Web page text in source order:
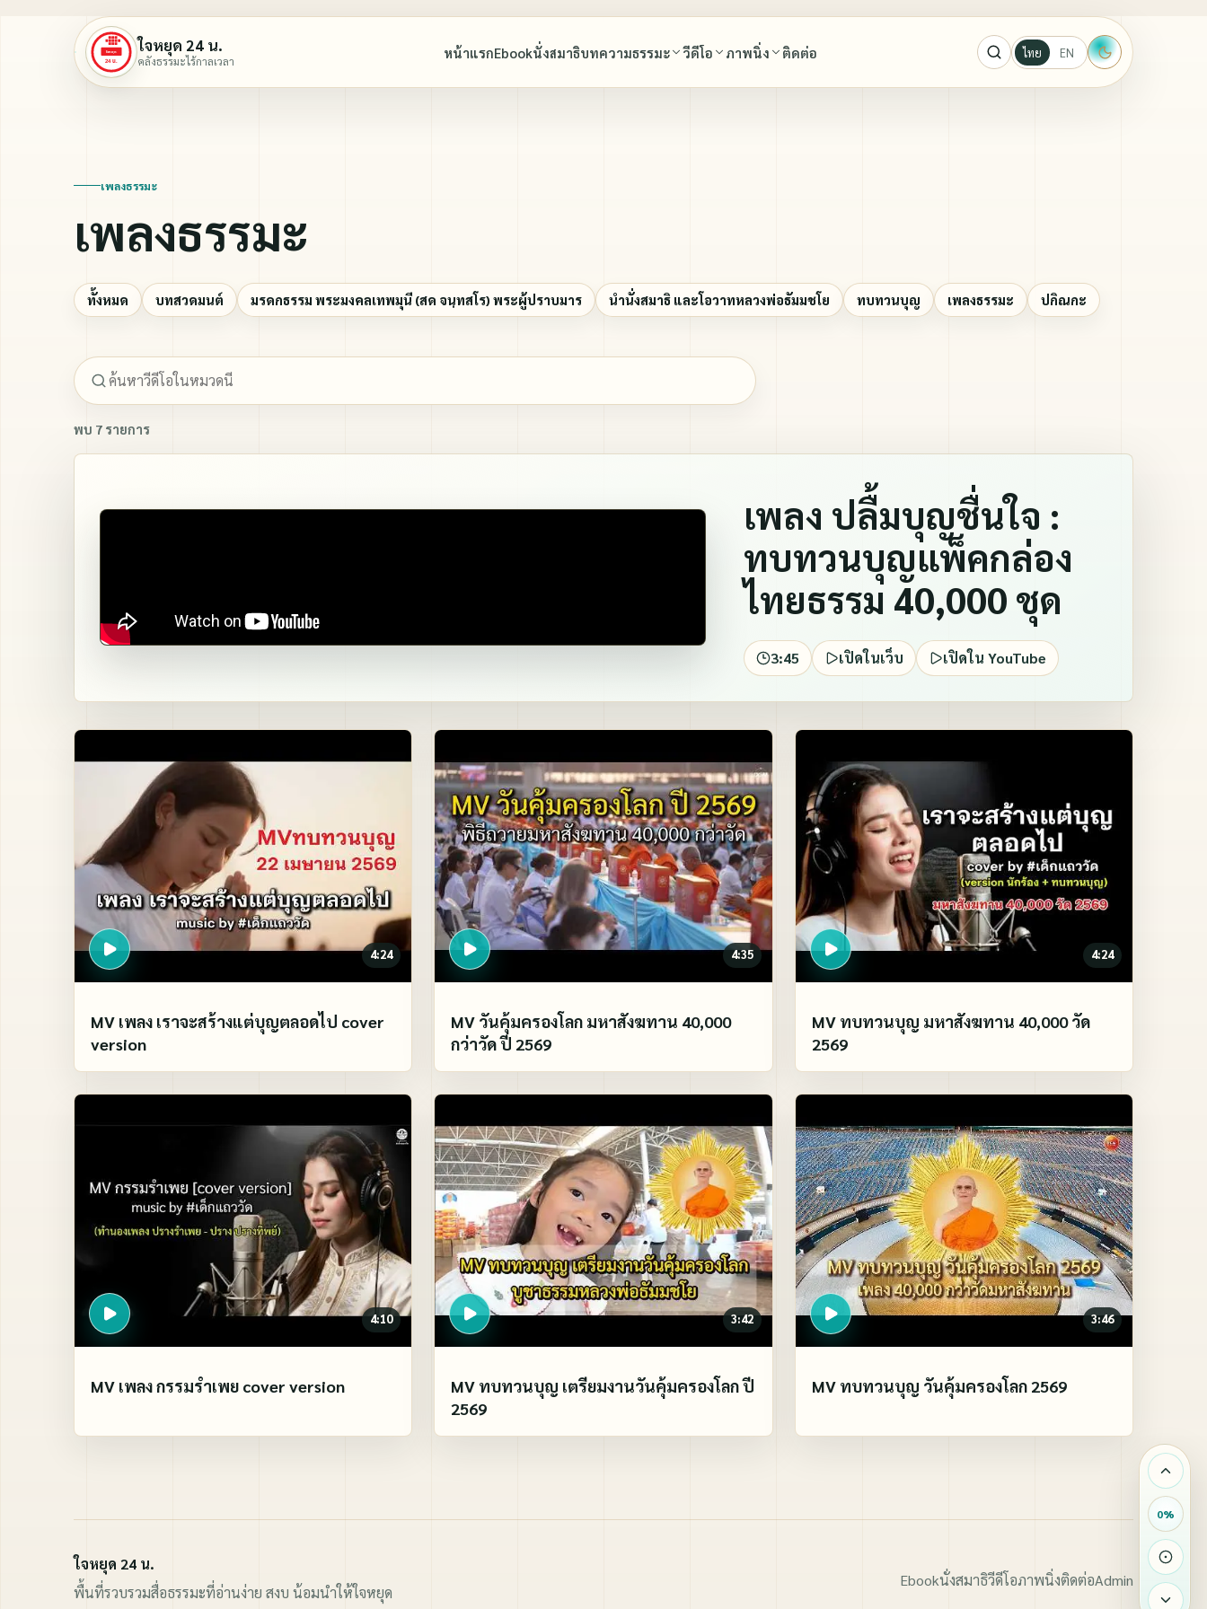
ใจหยุด 24 น.
คลังธรรมะไร้กาลเวลา
หน้าแรกEbookนั่งสมาธิบทความธรรมะ
คุณยายอาจารย์มหารัตนอุบาสิกาจันทร์ ขนนกยูง
เล่าเรื่องหลวงพ่อวัดปากน้ำ โดยศิษย์ผู้ใกล้ชิด
ปกิณกะ
วีดีโอ
ทบทวนบุญ
ภาพนิ่ง
สุนทรพ่อ(ตะวันธรรม)
ภาพประกอบหนังสือ ใจหยุด
ภาพทบทวนบุญ และอื่น ๆ
ติดต่อ ไทย EN
เพลงธรรมะ
เพลงธรรมะ
ทั้งหมด บทสวดมนต์ มรดกธรรม พระมงคลเทพมุนี (สด จนฺทสโร) พระผู้ปราบมาร นำนั่งสมาธิ และโอวาทหลวงพ่อธัมมชโย ทบทวนบุญ เพลงธรรมะ ปกิณกะ
พบ 7 รายการ
เพลง ปลื้มบุญชื่นใจ :
ทบทวนบุญแพ็คกล่อง
ไทยธรรม 40,000 ชุด
3:45 เปิดในเว็บ เปิดใน YouTube
4:24
MV เพลง เราจะสร้างแต่บุญตลอดไป cover
version
4:35
MV วันคุ้มครองโลก มหาสังฆทาน 40,000
กว่าวัด ปี 2569
4:24
MV ทบทวนบุญ มหาสังฆทาน 40,000 วัด
2569
4:10
MV เพลง กรรมรำเพย cover version
3:42
MV ทบทวนบุญ เตรียมงานวันคุ้มครองโลก ปี
2569
3:46
MV ทบทวนบุญ วันคุ้มครองโลก 2569
0%
ใจหยุด 24 น.
พื้นที่รวบรวมสื่อธรรมะที่อ่านง่าย สงบ น้อมนำให้ใจหยุด
Ebookนั่งสมาธิวีดีโอภาพนิ่งติดต่อAdmin